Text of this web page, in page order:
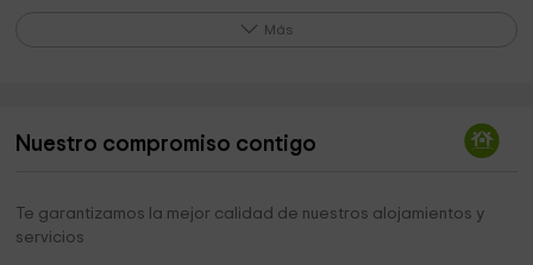
Cementerio Municipal de Herreruela
Museo Etnologico de Herreruela 7,7 km
Punto Limpio Municipal
Más
Nuestro compromiso contigo
Te garantizamos la mejor calidad de nuestros alojamientos y
servicios